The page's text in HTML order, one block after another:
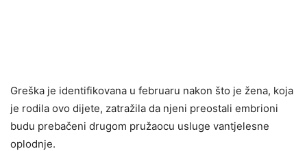
Greška je identifikovana u februaru nakon što je žena, koja
je rodila ovo dijete, zatražila da njeni preostali embrioni
budu prebačeni drugom pružaocu usluge vantjelesne
oplodnje.